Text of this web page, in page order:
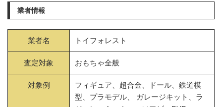
業者情報
業者名 トイフォレスト
査定対象 おもちゃ全般
対象例
フィギュア、超合金、ドール、鉄道模
型、プラモデル、 ガレージキット、ラ